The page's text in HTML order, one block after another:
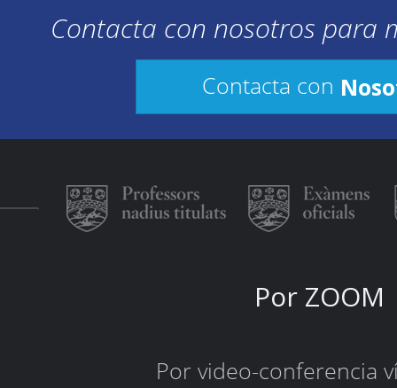
Contacta con nosotros para
Contacta con
Por ZOOM
Por video-conferencia